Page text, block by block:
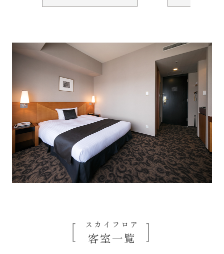
スカイフロア
客室一覧